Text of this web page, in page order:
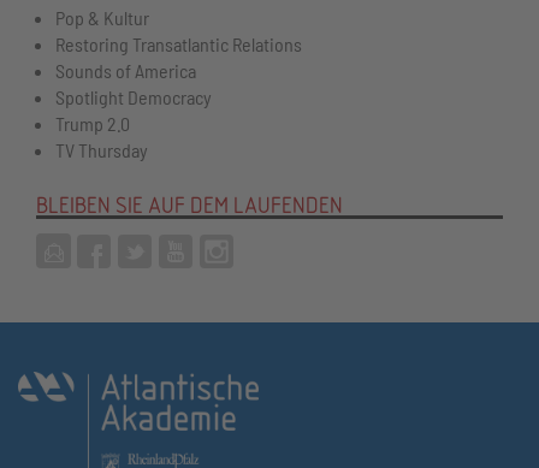
Pop & Kultur
Restoring Transatlantic Relations
Sounds of America
Spotlight Democracy
Trump 2.0
TV Thursday
BLEIBEN SIE AUF DEM LAUFENDEN